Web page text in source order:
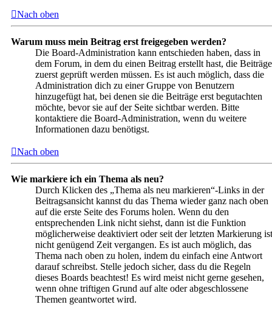
Nach oben
Warum muss mein Beitrag erst freigegeben werden?
Die Board-Administration kann entschieden haben, dass in
dem Forum, in dem du einen Beitrag erstellt hast, die Beiträge
zuerst geprüft werden müssen. Es ist auch möglich, dass die
Administration dich zu einer Gruppe von Benutzern
hinzugefügt hat, bei denen sie die Beiträge erst begutachten
möchte, bevor sie auf der Seite sichtbar werden. Bitte
kontaktiere die Board-Administration, wenn du weitere
Informationen dazu benötigst.
Nach oben
Wie markiere ich ein Thema als neu?
Durch Klicken des „Thema als neu markieren“-Links in der
Beitragsansicht kannst du das Thema wieder ganz nach oben
auf die erste Seite des Forums holen. Wenn du den
entsprechenden Link nicht siehst, dann ist die Funktion
möglicherweise deaktiviert oder seit der letzten Markierung ist
nicht genügend Zeit vergangen. Es ist auch möglich, das
Thema nach oben zu holen, indem du einfach eine Antwort
darauf schreibst. Stelle jedoch sicher, dass du die Regeln
dieses Boards beachtest! Es wird meist nicht gerne gesehen,
wenn ohne triftigen Grund auf alte oder abgeschlossene
Themen geantwortet wird.